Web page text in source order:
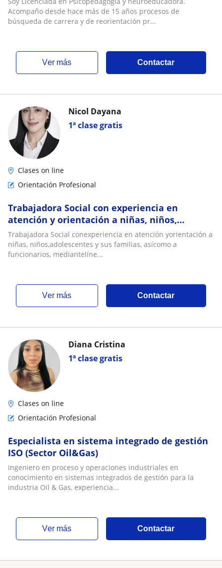
Acompaño desde hace más de 15 años procesos de
búsqueda de carrera y de reorientación pr...
ver más Contactar
1ª clase gratis
Nicol Dayana
Clases on line
Orientación Profesional
Trabajadora Social con experiencia en
atención y orientación a niñas, niños,
adolescentes y sus familias, así como a
funcionarios
Trabajadora Social conexperiencia en atención yorientación a
niñas, niños,adolescentes y sus familias, asícomo a
funcionarios, mediantelíne...
ver más Contactar
1ª clase gratis
Diana Cristina
Clases on line
Orientación Profesional
Especialista en sistema integrado de gestión
ISO (Sector Oil&Gas)
Ingeniero en proceso y operaciones industriales en
conocimiento en sistemas integrados de gestión para la
industria Oil & Gas, experiencia...
ver más Contactar